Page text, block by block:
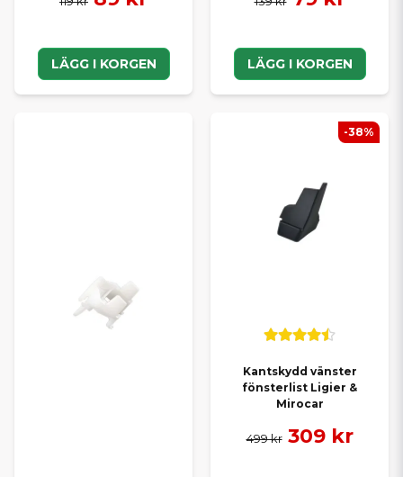
LÄGG I KORGEN LÄGG I KORGEN
Kantskydd vänster
fönsterlist Ligier &
Mirocar
499 kr 309 kr
-38%